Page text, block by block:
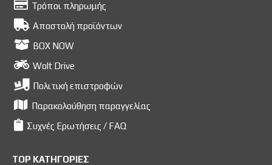
Τρόποι πληρωμής
Αποστολή προϊόντων
BOX NOW
Wolt Drive
Πολιτική επιστροφών
Παρακολούθηση παραγγελίας
Συχνές Ερωτήσεις / FAQ
TOP ΚΑΤΗΓΟΡΙΕΣ